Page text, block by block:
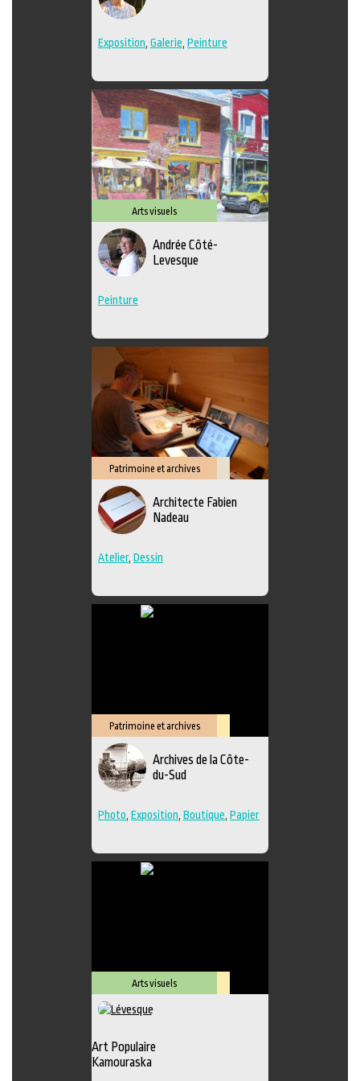
Exposition Galerie Peinture
Arts visuels
Andrée Côté-
Levesque
Peinture
Patrimoine et archives
Architecte Fabien
Nadeau
Atelier, Dessin
Patrimoine et archives
Lieu
Archives de la Côte-
du-Sud
Photo Exposition Boutique Papier
Arts visuels
Art Populaire
Kamouraska